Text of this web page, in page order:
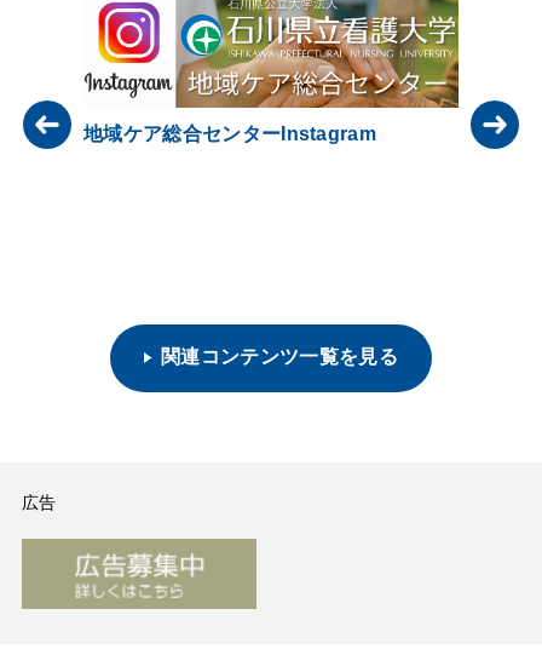
地域ケア総合センターInstagram
関連コンテンツ一覧を見る
広告